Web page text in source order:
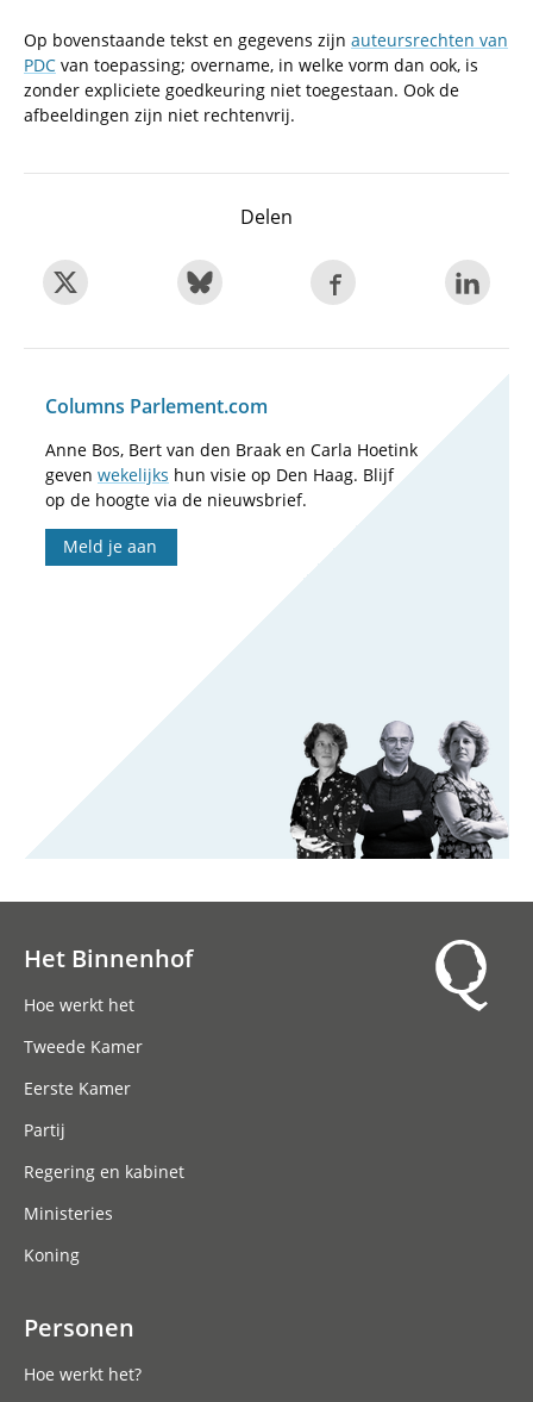
Op bovenstaande tekst en gegevens zijn auteursrechten van
PDC van toepassing; overname, in welke vorm dan ook, is
zonder expliciete goedkeuring niet toegestaan. Ook de
afbeeldingen zijn niet rechtenvrij.
Delen
Columns Parlement.com
Anne Bos, Bert van den Braak en Carla Hoetink
geven wekelijks hun visie op Den Haag. Blijf
op de hoogte via de nieuwsbrief.
Meld je aan
Het Binnenhof
Hoe werkt het
Tweede Kamer
Eerste Kamer
Partij
Regering en kabinet
Ministeries
Koning
Personen
Hoe werkt het?